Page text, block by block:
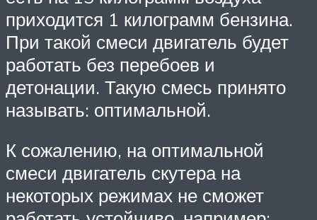
приходится 1 килограмм бензина.
При такой смеси двигатель будет
работать без перебоев и
детонации. Такую смесь принято
называть: оптимальной.
К сожалению, на оптимальной
смеси двигатель скутера на
некоторых режимах не сможет